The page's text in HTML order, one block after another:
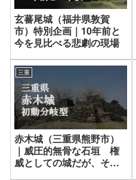
玄蕃尾城（福井県敦賀
市）特別企画｜10年前と
今を見比べる悲劇の現場
三重
赤木城（三重県熊野市）
｜威圧的無骨な石垣 権
威としての城だが、その